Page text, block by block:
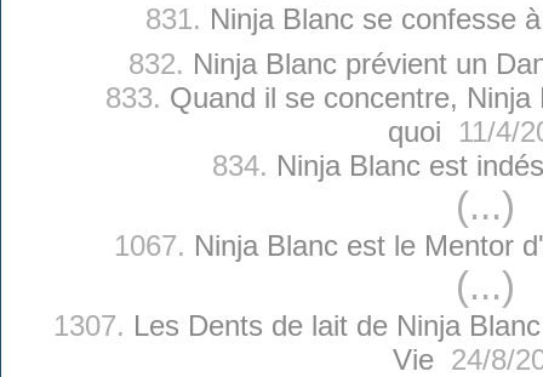
831. Ninja Blanc se confesse à
832. Ninja Blanc prévient un
833. Quand il se concentre,
quoi 11/4/
834. Ninja Blanc est
(...)
1067. Ninja Blanc est le Mentor
(...)
1307. Les Dents de lait de Ninja
Vie24/8/